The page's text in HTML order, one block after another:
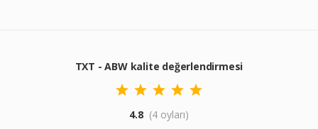
TXT - ABW kalite değerlendirmesi
4.8 (4 oyları)